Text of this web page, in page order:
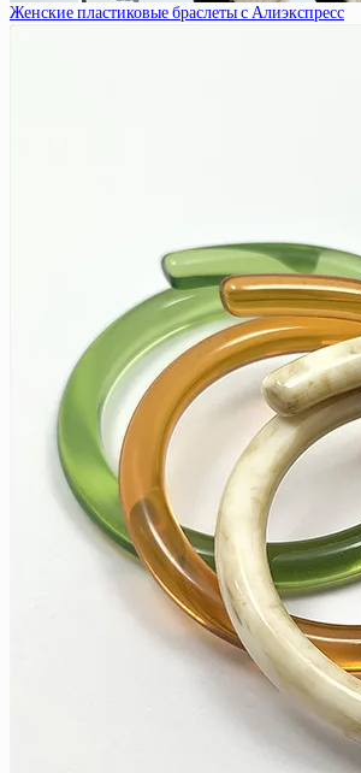
Женские пластиковые браслеты с Алиэкспресс